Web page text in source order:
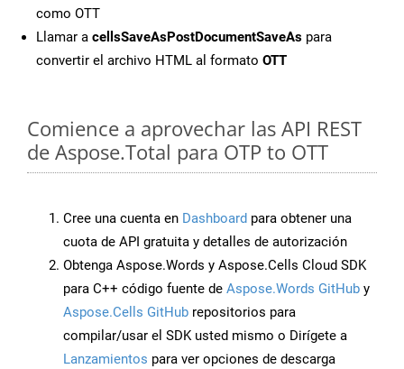
como OTT
Llamar a cellsSaveAsPostDocumentSaveAs para
convertir el archivo HTML al formato OTT
Comience a aprovechar las API REST
de Aspose.Total para OTP to OTT
Cree una cuenta en Dashboard para obtener una
cuota de API gratuita y detalles de autorización
Obtenga Aspose.Words y Aspose.Cells Cloud SDK
para C++ código fuente de Aspose.Words GitHub y
Aspose.Cells GitHub repositorios para
compilar/usar el SDK usted mismo o Dirígete a
Lanzamientos para ver opciones de descarga